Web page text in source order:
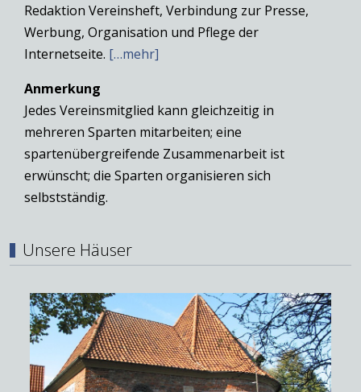
Redaktion Vereinsheft, Verbindung zur Presse,
Werbung, Organisation und Pflege der
Internetseite. […mehr]
Anmerkung
Jedes Vereinsmitglied kann gleichzeitig in
mehreren Sparten mitarbeiten; eine
spartenübergreifende Zusammenarbeit ist
erwünscht; die Sparten organisieren sich
selbstständig.
Unsere Häuser